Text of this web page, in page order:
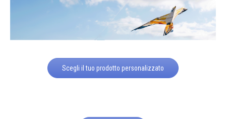
Scegli il tuo prodotto personalizzato